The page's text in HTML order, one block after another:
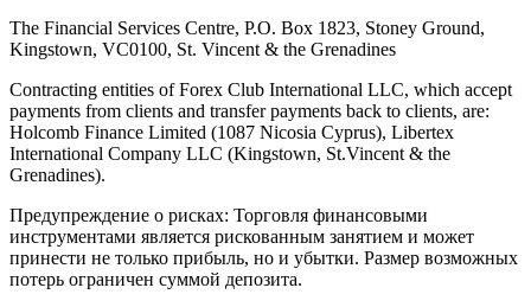
The Financial Services Centre, P.O. Box 1823, Stoney Ground,
Kingstown, VC0100, St. Vincent & the Grenadines
Contracting entities of Forex Club International LLC, which accept
payments from clients and transfer payments back to clients, are:
Holcomb Finance Limited (1087 Nicosia Cyprus), Libertex
International Company LLC (Kingstown, St.Vincent & the
Grenadines).
Предупреждение о рисках: Торговля финансовыми
инструментами является рискованным занятием и может
принести не только прибыль, но и убытки. Размер возможных
потерь ограничен суммой депозита.